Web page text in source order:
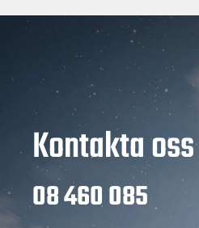
Kontakta oss
08 460 085